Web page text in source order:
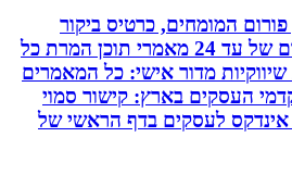
המומחים, כרטיס ביקור
מהפכני אישי פרסום של עד 24 מאמרי תוכן המרת כל
מדור אישי: כל המאמרים
בארץ: קישור סמוי
לעסקים בדף הראשי של